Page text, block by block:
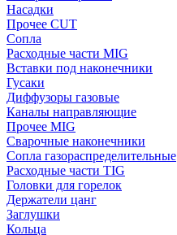
Насадки
Прочее CUT
Сопла
Расходные части MIG
Вставки под наконечники
Гусаки
Диффузоры газовые
Каналы направляющие
Прочее MIG
Сварочные наконечники
Сопла газораспределительные
Расходные части TIG
Головки для горелок
Держатели цанг
Заглушки
Кольца